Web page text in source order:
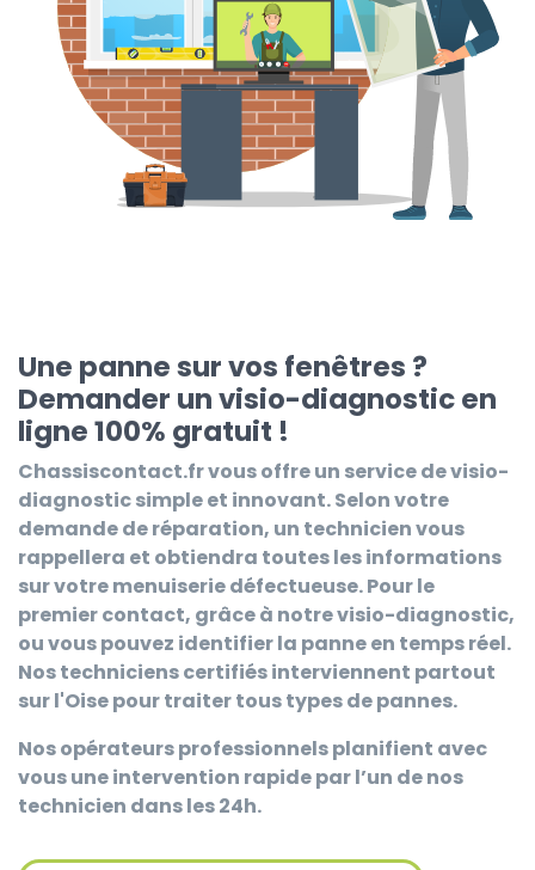
Une panne sur vos fenêtres ?
Demander un visio-diagnostic en
ligne 100% gratuit !
Chassiscontact.frvous offre un service de visio-
diagnostic simple et innovant. Selon votre
demande de réparation, un technicien vous
rappellera et obtiendra toutes les informations
sur votre menuiserie défectueuse. Pour le
premier contact, grâce à notre visio-diagnostic,
ou vous pouvez identifier la panne en temps réel.
Nos techniciens certifiés interviennent partout
sur l'Oise pour traiter tous types de pannes.
Nos opérateurs professionnels planifient avec
vous une intervention rapide par l’un de nos
technicien dans les 24h.